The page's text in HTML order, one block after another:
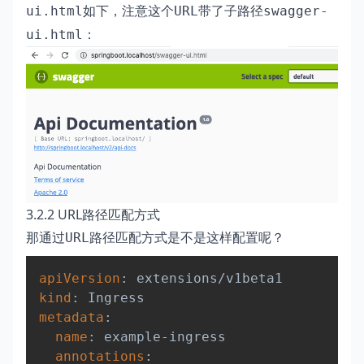
ui.html如下，注意这个URL带了子路径swagger-
ui.html ：
3.2.2 URL路径匹配方式
那通过URL路径匹配方式是不是这样配置呢？
apiVersion :
kind :
metadata :
name : example- ingress
annotations :